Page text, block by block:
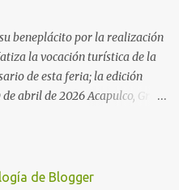
beneplácito por la realización
la vocación turística de la
de esta feria; la edición
abril de 2026 Acapulco, Gro.,
Organizador para el
de Blogger